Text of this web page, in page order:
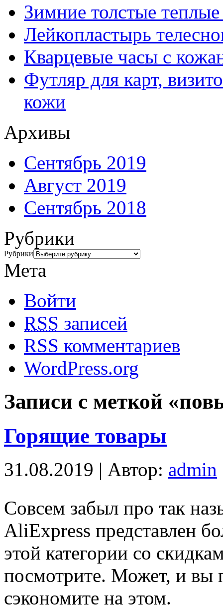
Зимние толстые
Лейкопластырь
Кварцевые часы с
Футляр для карт,
кожи
Архивы
Сентябрь 2019
Август 2019
Сентябрь 2018
Рубрики
Рубрики
Мета
Войти
RSS записей
RSS комментариев
WordPress.org
Записи с меткой
Горящие товары
31.08.2019 | Автор: admin
Совсем забыл про так
AliExpress представлен
этой категории со
посмотрите. Может, и вы
сэкономите на этом.